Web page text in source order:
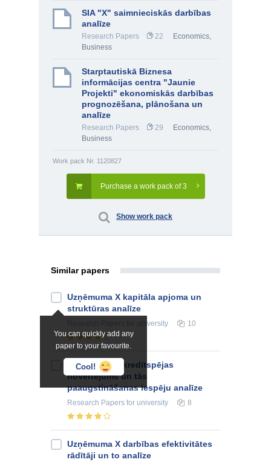
SIA "X" saimnieciskās darbības
analīze
Research Papers 22 Economics,
Business
Starptautiskā Biznesa
informācijas centra "Jaunie
Projekti" ekonomiskās darbības
prognozēšana, plānošana un
analīze
Research Papers 29 Economics,
Business
Work pack Nr. 1120827
Purchase a work pack of 3
Show work pack
Similar papers
You can quickly add any
paper to your favourite.
Cool!
Uzņēmuma X kapitāla apjoma un
struktūras analīze
for university 10
Uzņēmuma X kredītspējas
novērtējums un tās
paaugstināšanas iespēju analīze
Research Papers for university 8
Uzņēmuma X darbības efektivitātes
rādītāji un to analīze